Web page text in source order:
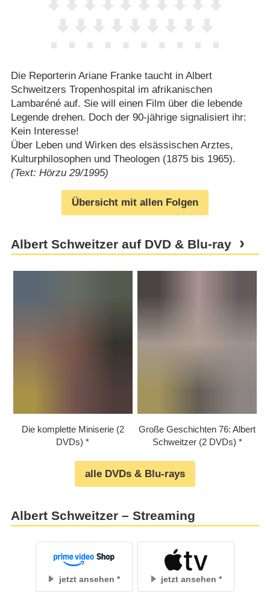
Die Reporterin Ariane Franke taucht in Albert
Schweitzers Tropenhospital im afrikanischen
Lambaréné auf. Sie will einen Film über die lebende
Legende drehen. Doch der 90-jährige signalisiert ihr:
Kein Interesse!
Über Leben und Wirken des elsässischen Arztes,
Kulturphilosophen und Theologen (1875 bis 1965).
(Text: Hörzu 29/1995)
Übersicht mit allen Folgen
Albert Schweitzer auf DVD & Blu-ray
Die komplette Miniserie (2
DVDs)
Große Geschichten 76: Albert
Schweitzer (2 DVDs)
alle DVDs & Blu-rays
Albert Schweitzer – Streaming
jetzt ansehen jetzt ansehen